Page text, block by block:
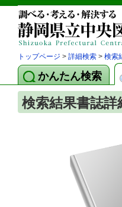
トップページ > 詳細検索 > 検索
かんたん検索
検索結果書誌詳